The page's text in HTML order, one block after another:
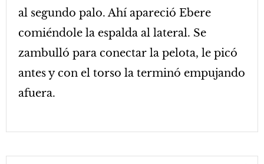
al segundo palo. Ahí apareció Ebere
comiéndole la espalda al lateral. Se
zambulló para conectar la pelota, le picó
antes y con el torso la terminó empujando
afuera.